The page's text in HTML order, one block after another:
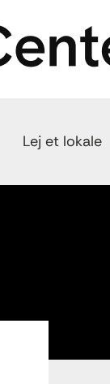
Lej et lokale